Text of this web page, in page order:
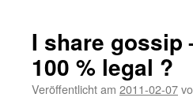
I share gossip
100 % legal ?
Veröffentlicht am 2011-02-07